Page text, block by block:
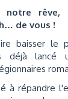
notre rêve,
de vous !
baisser le
déjà lancé
à répandre